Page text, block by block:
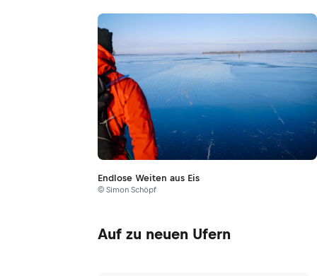
Endlose Weiten aus Eis
© Simon Schöpf
Auf zu neuen Ufern